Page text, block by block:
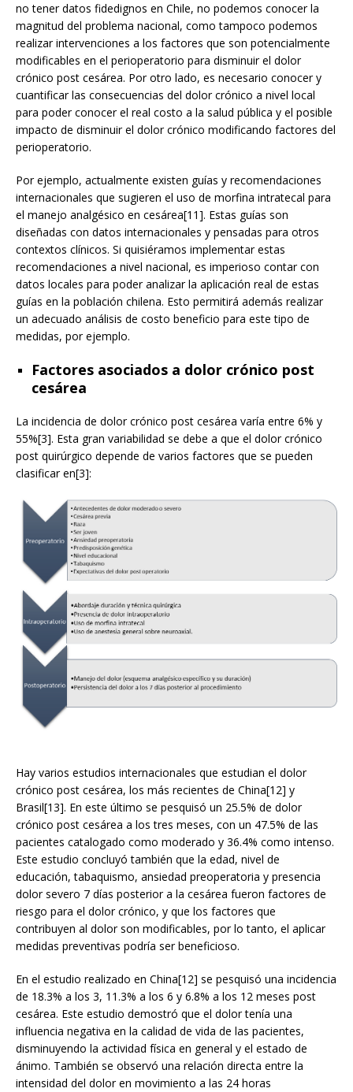
no tener datos fidedignos en Chile, no podemos conocer la
magnitud del problema nacional, como tampoco podemos
realizar intervenciones a los factores que son potencialmente
modificables en el perioperatorio para disminuir el dolor
crónico post cesárea. Por otro lado, es necesario conocer y
cuantificar las consecuencias del dolor crónico a nivel local
para poder conocer el real costo a la salud pública y el posible
impacto de disminuir el dolor crónico modificando factores del
perioperatorio.
Por ejemplo, actualmente existen guías y recomendaciones
internacionales que sugieren el uso de morfina intratecal para
el manejo analgésico en cesárea[11]. Estas guías son
diseñadas con datos internacionales y pensadas para otros
contextos clínicos. Si quisiéramos implementar estas
recomendaciones a nivel nacional, es imperioso contar con
datos locales para poder analizar la aplicación real de estas
guías en la población chilena. Esto permitirá además realizar
un adecuado análisis de costo beneficio para este tipo de
medidas, por ejemplo.
Factores asociados a dolor crónico post
cesárea
La incidencia de dolor crónico post cesárea varía entre 6% y
55%[3]. Esta gran variabilidad se debe a que el dolor crónico
post quirúrgico depende de varios factores que se pueden
clasificar en[3]:
Hay varios estudios internacionales que estudian el dolor
crónico post cesárea, los más recientes de China[12] y
Brasil[13]. En este último se pesquisó un 25.5% de dolor
crónico post cesárea a los tres meses, con un 47.5% de las
pacientes catalogado como moderado y 36.4% como intenso.
Este estudio concluyó también que la edad, nivel de
educación, tabaquismo, ansiedad preoperatoria y presencia
dolor severo 7 días posterior a la cesárea fueron factores de
riesgo para el dolor crónico, y que los factores que
contribuyen al dolor son modificables, por lo tanto, el aplicar
medidas preventivas podría ser beneficioso.
En el estudio realizado en China[12] se pesquisó una incidencia
de 18.3% a los 3, 11.3% a los 6 y 6.8% a los 12 meses post
cesárea. Este estudio demostró que el dolor tenía una
influencia negativa en la calidad de vida de las pacientes,
disminuyendo la actividad física en general y el estado de
ánimo. También se observó una relación directa entre la
intensidad del dolor en movimiento a las 24 horas